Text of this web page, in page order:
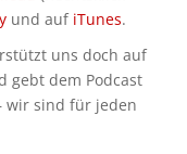
und auf iTunes.
uns doch auf
gebt dem Podcast
wir sind für jeden